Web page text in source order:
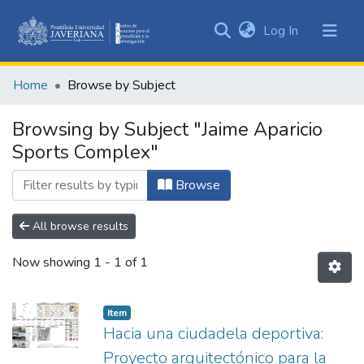
&
All of DSpace
Log In (current)
Home Browse by Subject
Browsing by Subject "Jaime Aparicio
Sports Complex"
Browse
All browse results
Now showing 1 - 1 of 1
Item
Hacia una ciudadela deportiva:
Proyecto arquitectónico para la